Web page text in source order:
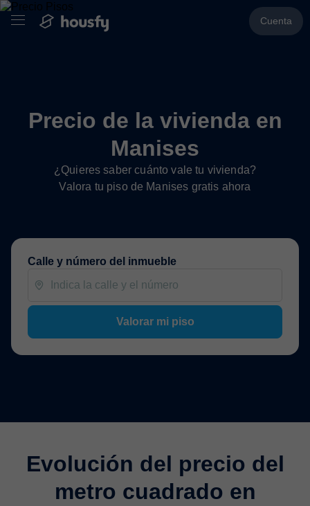
Cuenta
Precio de la vivienda en
Manises
¿Quieres saber cuánto vale tu vivienda?
Valora tu piso de Manises gratis ahora
Calle y número del inmueble
Valorar mi piso
Evolución del precio del
metro cuadrado en